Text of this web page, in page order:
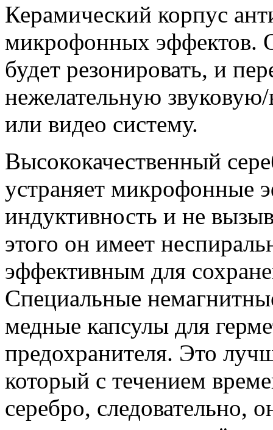
Керамический корпус
микрофонных эффектов.
будет резонировать, и
нежелательную
или видео систему.
Высококачественный
устраняет микрофонные
индуктивность и не
этого он имеет
эффективным для
Специальные
медные капсулы для
предохранителя. Это
который с течением
серебро, следовательно,